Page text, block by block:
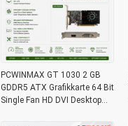
PCWINMAX GT 1030 2 GB
GDDR5 ATX Grafikkarte 64 Bit
Single Fan HD DVI Desktop